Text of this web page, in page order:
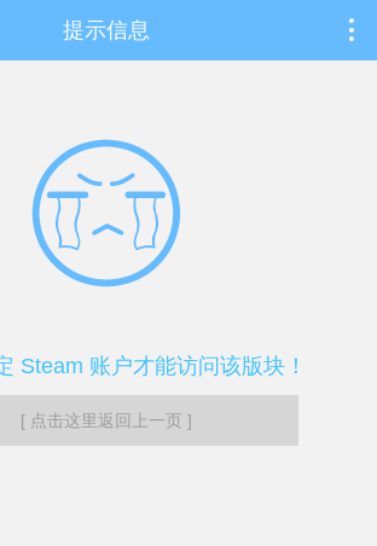
提示信息
Steam 账户才能访问该版块！
[ 点击这里返回上一页 ]